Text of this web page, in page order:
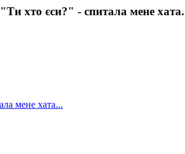
хто єси?" - спитала мене
мене хата...